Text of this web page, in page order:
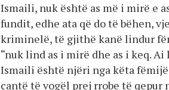
Ismaili, nuk është as më i mirë e
fundit, edhe ata që do të bëhen,
kriminelë, të gjithë kanë lindur
“nuk lind as i mirë dhe as i keq.
Ismaili është njëri nga këta
çantë të vogël prej rrobe të qepur